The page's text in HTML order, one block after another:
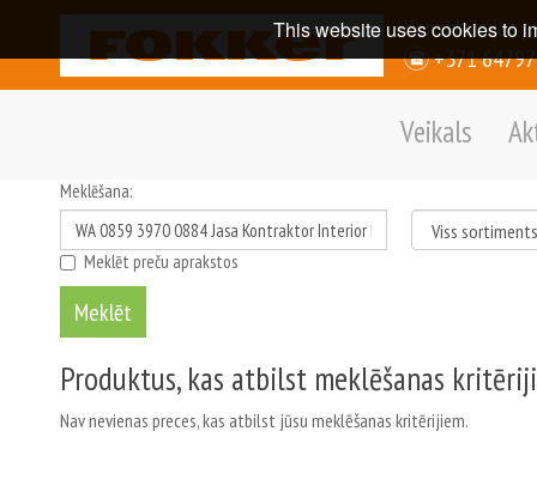
Konsultācijas
+371
Veikals
Meklēšana:
Meklēt preču aprakstos
Produktus, kas atbilst meklēšanas
Nav nevienas preces, kas atbilst jūsu meklēšanas kritērijiem.
This website uses cookies to